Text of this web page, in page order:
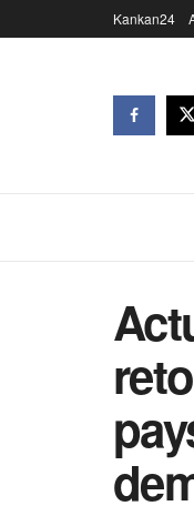
Kankan24